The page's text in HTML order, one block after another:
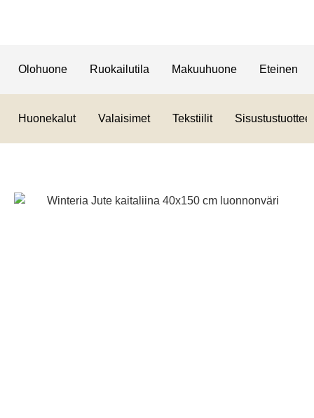
Olohuone Ruokailutila Makuuhuone Eteinen
Huonekalut Valaisimet Tekstiilit Sisustustuotteet